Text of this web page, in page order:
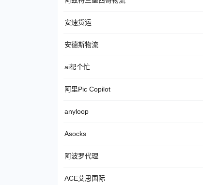
安速货运
安德斯物流
ai帮个忙
阿里Pic Copilot
anyloop
Asocks
阿波罗代理
ACE艾思国际